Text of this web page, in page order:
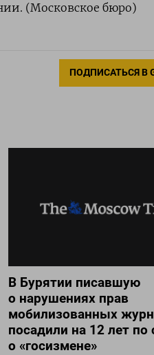
(Московское бюро)
ПОДПИСАТЬСЯ В
В Бурятии писавшую
о нарушениях прав
мобилизованных
посадили на 12 лет по
о «госизмене»